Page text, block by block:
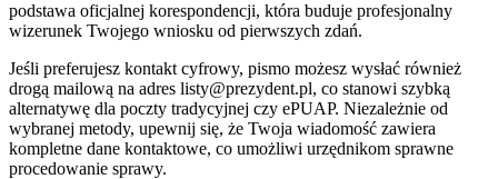
podstawa oficjalnej korespondencji, która buduje profesjonalny
wizerunek Twojego wniosku od pierwszych zdań.
Jeśli preferujesz kontakt cyfrowy, pismo możesz wysłać również
drogą mailową na adres listy@prezydent.pl, co stanowi szybką
alternatywę dla poczty tradycyjnej czy ePUAP. Niezależnie od
wybranej metody, upewnij się, że Twoja wiadomość zawiera
kompletne dane kontaktowe, co umożliwi urzędnikom sprawne
procedowanie sprawy.